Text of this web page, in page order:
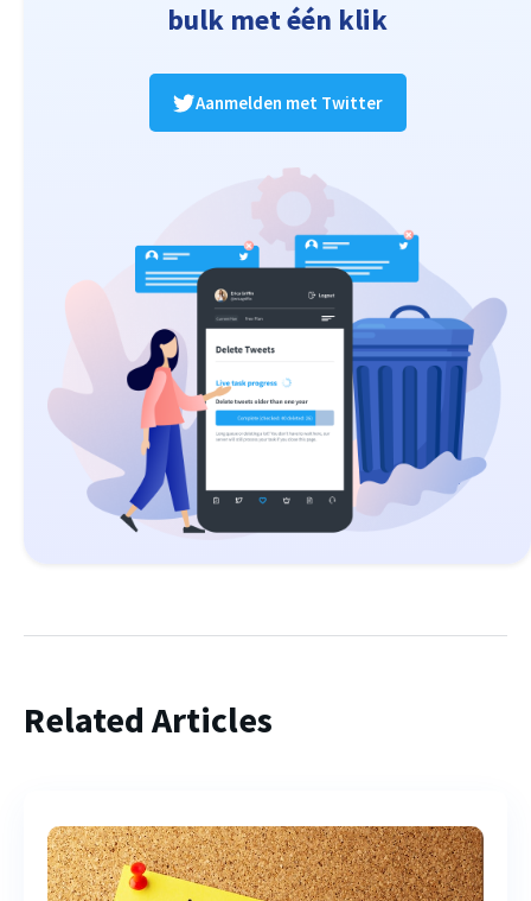
bulk met één klik
Aanmelden met Twitter
Related Articles